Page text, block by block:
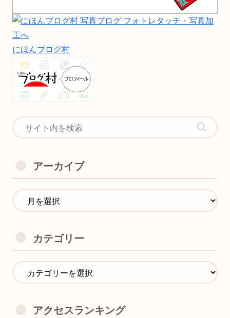
にほんブログ村
アーカイブ
カテゴリー
アクセスランキング